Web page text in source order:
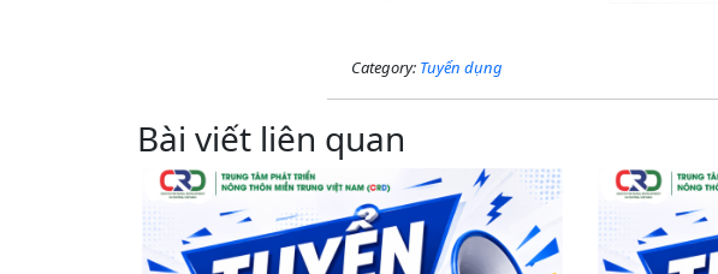
Category: Tuyển dụng
Bài viết liên quan